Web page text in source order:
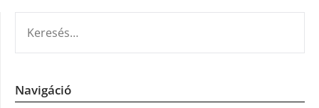
Navigáció